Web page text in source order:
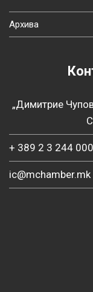
Архива
„Димитрие
+ 389 2 3 244 000
ic@mchamber.mk